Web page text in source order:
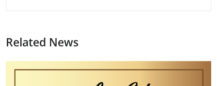
Related News